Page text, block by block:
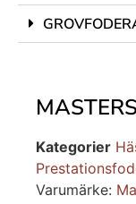
Kategorier
Varumärke: